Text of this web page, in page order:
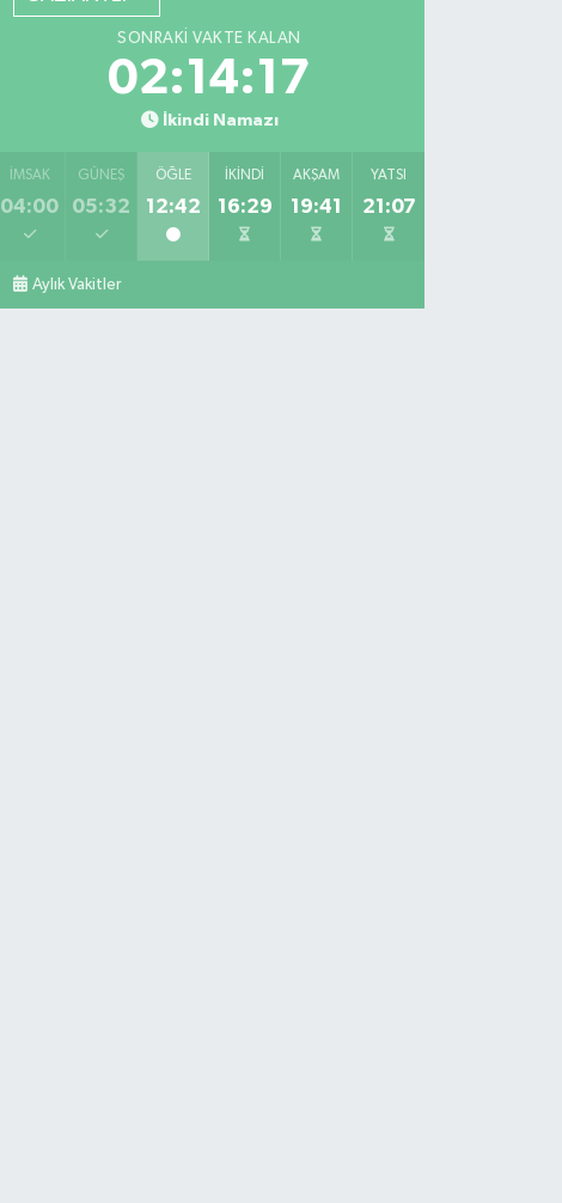
SONRAKI VAKTE KALAN
02:14:16
İkindi Namazı
İMSAK
04:00
GÜNEŞ
05:32
ÖĞLE
12:42
İKINDI
16:29
AKŞAM
19:41
YATSI
21:07
Aylık Vakitler